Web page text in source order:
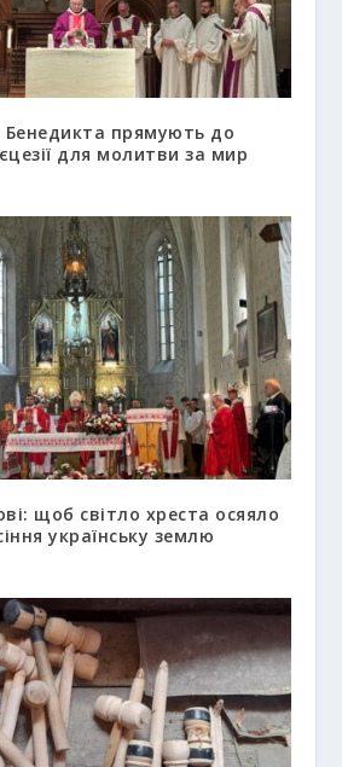
Бенедикта прямують до
для молитви за мир
щоб світло хреста осяяло
українську землю